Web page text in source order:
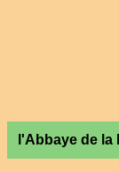
l'Abbaye de la